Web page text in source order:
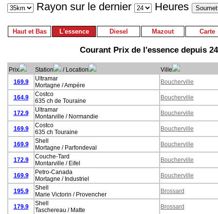
Rayon sur le dernier Heures
Haut et Bas L'essence Diesel Mazout Carte
Courant Prix de l'essence depuis
Prix Station / Location
Ville
169.9
Ultramar
Mortagne / Ampére
Boucherville
164.9
Costco
635 ch de Touraine
Boucherville
172.9
Ultramar
Montarville / Normandie
Boucherville
169.9
Costco
635 ch Touraine
Boucherville
169.9
Shell
Mortagne / Parfondeval
Boucherville
172.9
Couche-Tard
Montarville / Eifel
Boucherville
169.9
Petro-Canada
Mortagne / Industriel
Boucherville
195.9
Shell
Marie Victorin / Provencher
Brossard
179.9
Shell
Taschereau / Matte
Brossard